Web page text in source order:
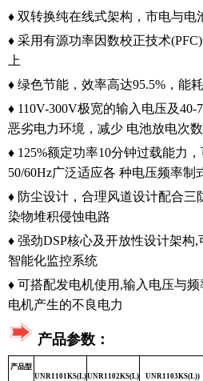
♦ 双转换纯在线式架构，市电与电
♦ 采用有源功率因数校正技术
上
♦ 绿色节能，效率高达95.5%，能
♦ 110V-300V极宽的输入电压及
恶劣电力环境，减少 电池放电次
♦ 125%额定功率10分钟过载能力，
50/60Hz广泛适应各 种电压频率制
♦ 防尘设计，合理风道设计配合三
染物堆积侵蚀电路
♦ 强劲DSP核心及开放性设计架构,
智能化监控系统
♦ 可搭配发电机使用,输入电压与
电机产生的不良电力
产品参数：
产品型
UNR1101KS(L)UNR1102KS(L) UNR1103KS(L))